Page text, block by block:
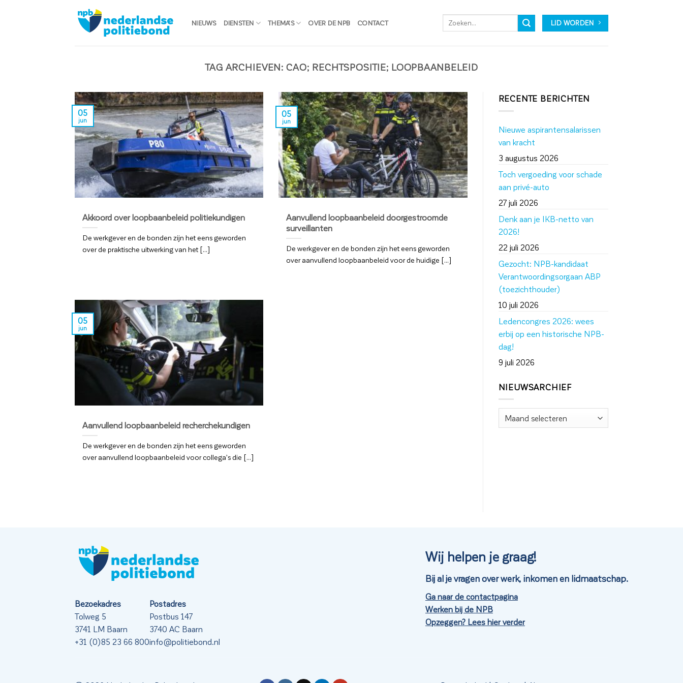
NIEUWS DIENSTEN THEMA’S OVER DE NPB CONTACT LID WORDEN
TAG ARCHIEVEN:CAO; RECHTSPOSITIE; LOOPBAANBELEID
Akkoord over loopbaanbeleid politiekundigen
De werkgever en de bonden zijn het eens geworden
over de praktische uitwerking van het [...]
05
jun
Aanvullend loopbaanbeleid doorgestroomde
surveillanten
De werkgever en de bonden zijn het eens geworden
over aanvullend loopbaanbeleid voor de huidige [...]
05
jun
Aanvullend loopbaanbeleid recherchekundigen
De werkgever en de bonden zijn het eens geworden
over aanvullend loopbaanbeleid voor collega’s die [...]
05
jun
RECENTE BERICHTEN
Nieuwe aspirantensalarissen
van kracht
3 augustus 2026
Toch vergoeding voor schade
aan privé-auto
27 juli 2026
Denk aan je IKB-netto van
2026!
22 juli 2026
Gezocht: NPB-kandidaat
Verantwoordingsorgaan ABP
(toezichthouder)
10 juli 2026
Ledencongres 2026: wees
erbij op een historische NPB-
dag!
9 juli 2026
NIEUWSARCHIEF
Nieuwsarchief
Bezoekadres
Tolweg 5
3741 LM Baarn
+31 (0)85 23 66 800
Postadres
Postbus 147
3740 AC Baarn
info@politiebond.nl
Wij helpen je graag!
Bij al je vragen over werk, inkomen en lidmaatschap.
Ga naar de contactpagina
Werken bij de NPB
Opzeggen? Lees hier verder